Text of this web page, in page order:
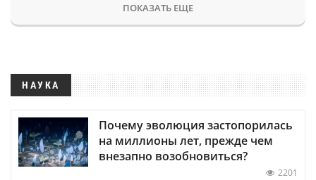
ПОКАЗАТЬ ЕЩЕ
НАУКА
Почему эволюция застопорилась
на миллионы лет, прежде чем
внезапно возобновиться?
2201